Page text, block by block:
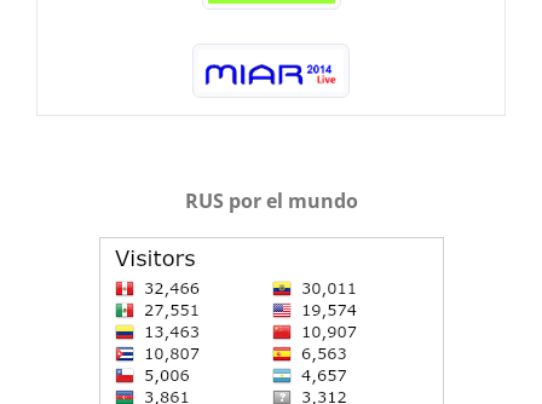
RUS por el mundo